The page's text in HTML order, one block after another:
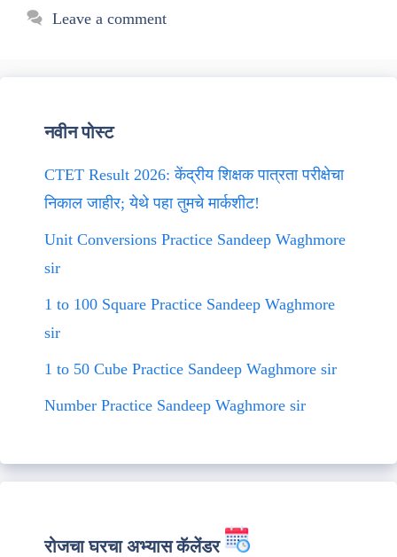
Leave a comment
नवीन पोस्ट
CTET Result 2026: केंद्रीय शिक्षक पात्रता परीक्षेचा
निकाल जाहीर; येथे पहा तुमचे मार्कशीट!
Unit Conversions Practice Sandeep Waghmore
sir
1 to 100 Square Practice Sandeep Waghmore
sir
1 to 50 Cube Practice Sandeep Waghmore sir
Number Practice Sandeep Waghmore sir
रोजचा घरचा अभ्यास कॅलेंडर